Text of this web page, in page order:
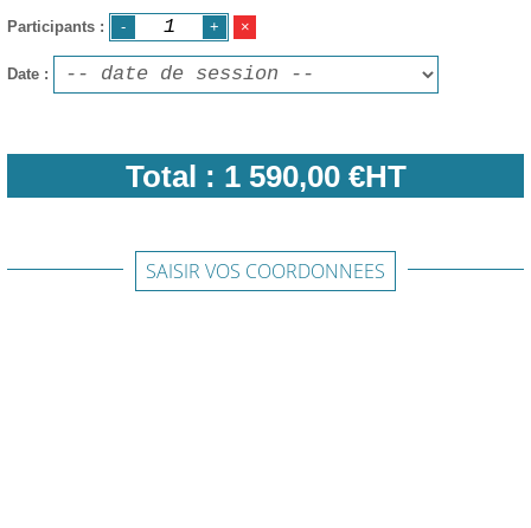
Participants
Date
Total : 1 590,00 €HT
SAISIR VOS COORDONNEES